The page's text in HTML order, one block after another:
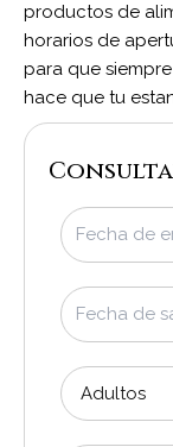
productos de
horarios de
para que
hace que tu